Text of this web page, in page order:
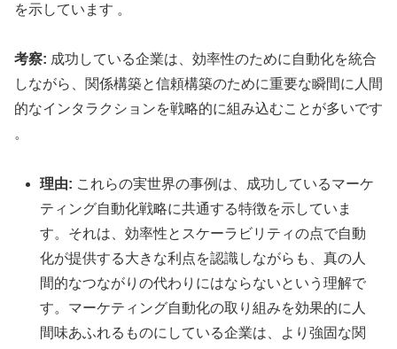
を示しています 。
考察: 成功している企業は、効率性のために自動化を統合
しながら、関係構築と信頼構築のために重要な瞬間に人間
的なインタラクションを戦略的に組み込むことが多いです
。
理由: これらの実世界の事例は、成功しているマーケ
ティング自動化戦略に共通する特徴を示していま
す。それは、効率性とスケーラビリティの点で自動
化が提供する大きな利点を認識しながらも、真の人
間的なつながりの代わりにはならないという理解で
す。マーケティング自動化の取り組みを効果的に人
間味あふれるものにしている企業は、より強固な関